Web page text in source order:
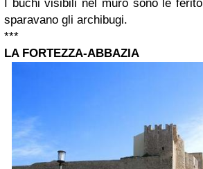
I buchi visibili nel muro sono le
sparavano gli archibugi.
***
LA FORTEZZA-ABBAZIA